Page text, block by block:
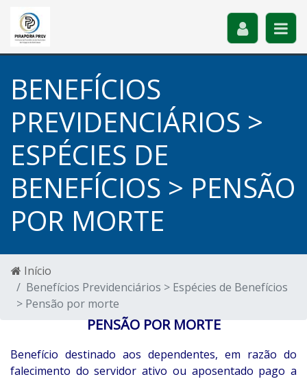
BENEFÍCIOS
PREVIDENCIÁRIOS >
ESPÉCIES DE
BENEFÍCIOS > PENSÃO
POR MORTE
Início
Benefícios Previdenciários > Espécies de Benefícios
> Pensão por morte
PENSÃO POR MORTE
Benefício destinado aos dependentes, em razão do
falecimento do servidor ativo ou aposentado pago a